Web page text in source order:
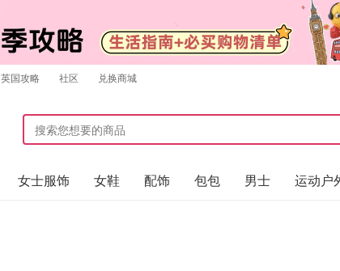
英国攻略 社区 兑换商城
女士服饰 女鞋 配饰 包包 男士 运动户